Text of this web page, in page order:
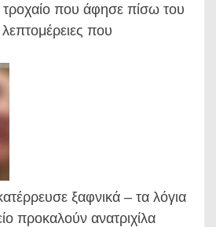
που άφησε πίσω του
που
ξαφνικά – τα λόγια
προκαλούν ανατριχίλα